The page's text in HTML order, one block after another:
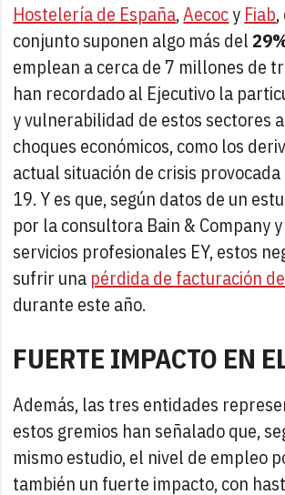
Hostelería de España,Aecocy Fiab,
conjunto suponen algo más del
emplean a cerca de 7 millones de
han recordado al Ejecutivo la
y vulnerabilidad de estos sectores
choques económicos, como los
actual situación de crisis provocada
19. Y es que, según datos de un
por la consultora Bain & Company
servicios profesionales EY, estos
sufrir una pérdida de facturación
durante este año.
FUERTE IMPACTO EN
Además, las tres entidades
estos gremios han señalado que,
mismo estudio, el nivel de empleo
también un fuerte impacto, con